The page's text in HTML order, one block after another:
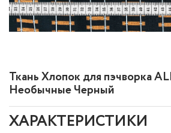
Ткань Хлопок для пэчворка
Необычные Черный
ХАРАКТЕРИСТИКИ